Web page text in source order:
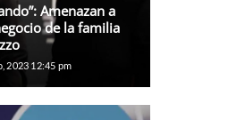
Amenazan a
de la familia
2023 12:45 pm